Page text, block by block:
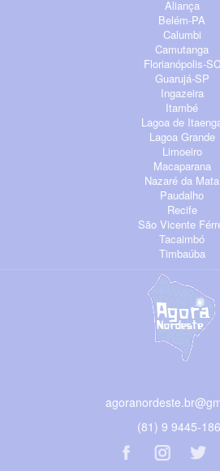
Aliança
Belém-PA
Calumbi
Camutanga
Florianópolis-SC
Guarujá-SP
Ingazeira
Itambé
Lagoa de
Lagoa Grande
Limoeiro
Macaparana
Nazaré da Mata
Paudalho
Recife
São Vicente
Tacaimbó
Timbaúba
(81) 9 9445-